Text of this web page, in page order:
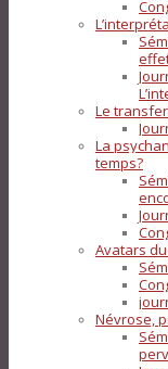
Le
La
temps?
Avatars
Névrose,